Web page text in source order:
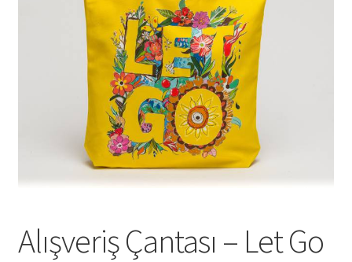
Alışveriş Çantası – Let Go